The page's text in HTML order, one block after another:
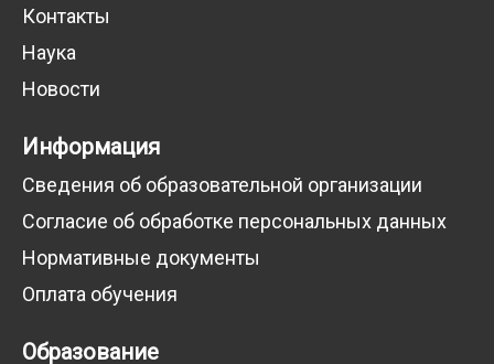
Контакты
Наука
Новости
Информация
Сведения об образовательной организации
Согласие об обработке персональных данных
Нормативные документы
Оплата обучения
Образование